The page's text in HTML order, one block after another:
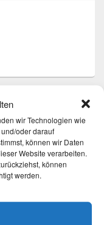
wir Technologien wie
oder darauf
können wir Daten
Website verarbeiten.
können
werden.